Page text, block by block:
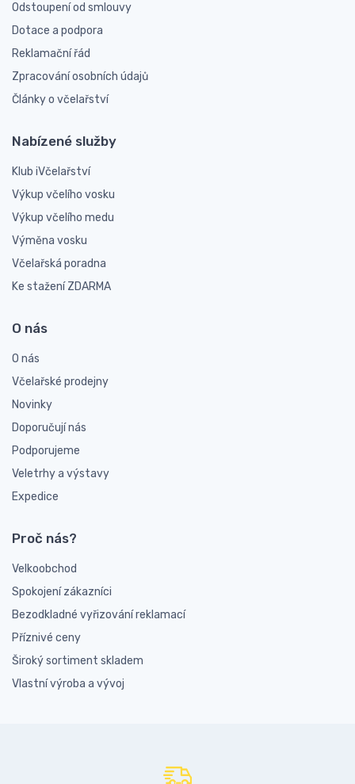
Odstoupení od smlouvy
Dotace a podpora
Reklamační řád
Zpracování osobních údajů
Články o včelařství
Nabízené služby
Klub iVčelařství
Výkup včelího vosku
Výkup včelího medu
Výměna vosku
Včelařská poradna
Ke stažení ZDARMA
O nás
O nás
Včelařské prodejny
Novinky
Doporučují nás
Podporujeme
Veletrhy a výstavy
Expedice
Proč nás?
Velkoobchod
Spokojení zákazníci
Bezodkladné vyřizování reklamací
Příznivé ceny
Široký sortiment skladem
Vlastní výroba a vývoj